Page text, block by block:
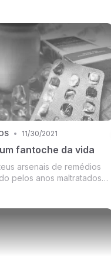
• 11/30/2021
fantoche da vida
arsenais de remédios
pelos anos maltratados
praia em algum canto do